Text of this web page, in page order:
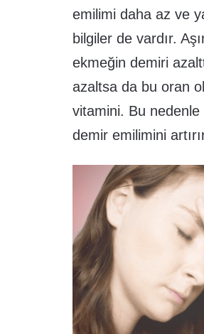
emilimi daha az ve
bilgiler de vardır.
ekmeğin demiri
azaltsa da bu oran
vitamini. Bu
demir emilimini